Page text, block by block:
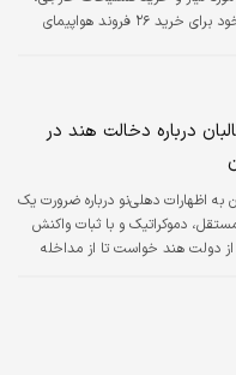
درخواست خود برای خرید ۲۶ فروند هواپیمای
درباره دخالت هند در
به اظهارات دهلی‌نو درباره ضرورت یک
دموکراتیک و با ثبات واکنش
نشان داد و از دولت هند خواست تا از مداخله